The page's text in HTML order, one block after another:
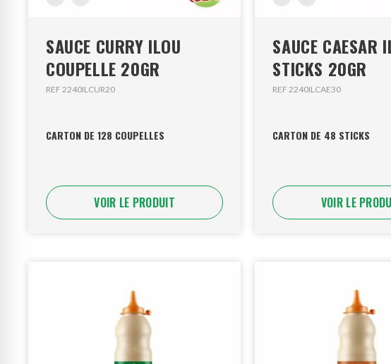
SAUCE CURRY ILOU
COUPELLE 20GR
REF 2240ILCUR20
CARTON DE 128 COUPELLES
VOIR LE PRODUIT
SAUCE CAESAR
STICKS 20GR
REF 2240ILCAE30
CARTON DE 48 STICKS
VOIR LE